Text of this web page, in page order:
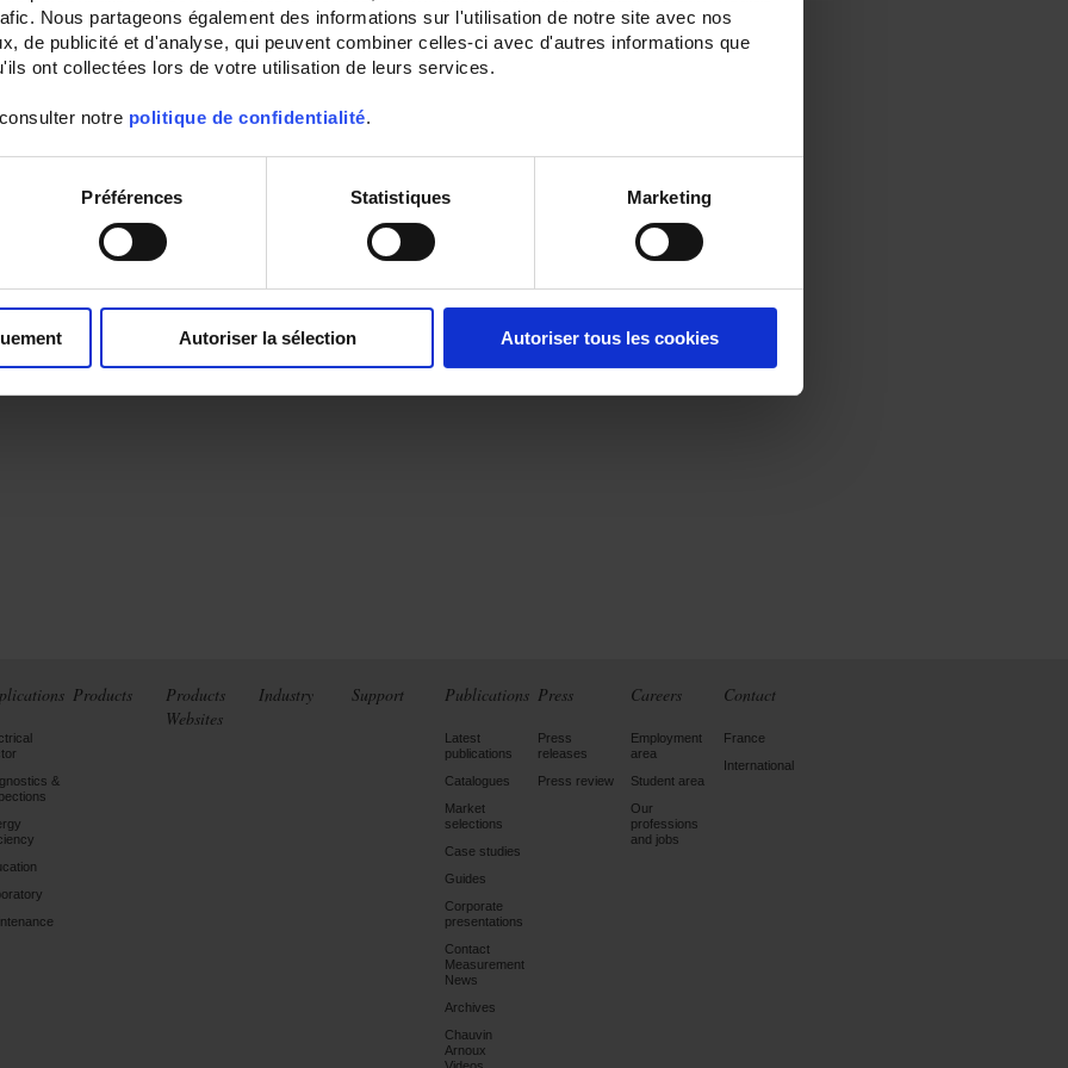
Nous partageons également des informations sur l'utilisation de notre site avec nos
de publicité et d'analyse, qui peuvent combiner celles-ci avec d'autres informations que
ont collectées lors de votre utilisation de leurs services.
notre politique de confidentialité.
Préférences Statistiques Marketing
Autoriser la sélection Autoriser tous les cookies
&
Products
Products
Websites
Industry Support Publications
Latest
publications
Catalogues
Market
selections
Case studies
Guides
Corporate
presentations
Contact
Measurement
News
Archives
Chauvin
Arnoux
Press
Press
releases
Press review
Careers
Employment
area
Student area
Our
professions
and jobs
Contact
France
International